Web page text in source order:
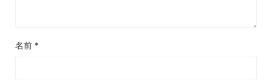
名前 *